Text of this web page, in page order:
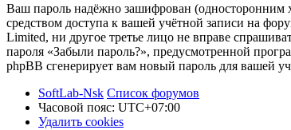
Ваш пароль надёжно зашифрован (односторонним
средством доступа к вашей учётной записи на
Limited, ни другое третье лицо не вправе
пароля «Забыли пароль?», предусмотренной
phpBB сгенерирует вам новый пароль для вашей
SoftLab-Nsk Список форумов
Часовой пояс: UTC+07:00
Удалить cookies